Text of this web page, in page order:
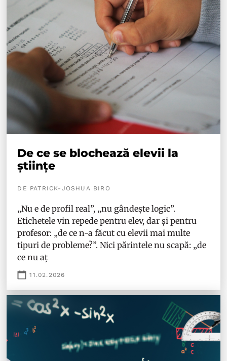
De ce se blochează elevii la
științe
DE PATRICK-JOSHUA BIRO
„Nu e de profil real”, „nu gândește logic”.
Etichetele vin repede pentru elev, dar și pentru
profesor: „de ce n-a făcut cu elevii mai multe
tipuri de probleme?”. Nici părintele nu scapă: „de
ce nu aț
11.02.2026